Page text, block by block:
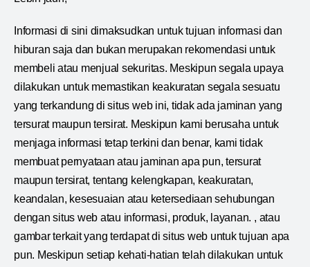
Informasi di sini dimaksudkan untuk tujuan informasi dan
hiburan saja dan bukan merupakan rekomendasi untuk
membeli atau menjual sekuritas. Meskipun segala upaya
dilakukan untuk memastikan keakuratan segala sesuatu
yang terkandung di situs web ini, tidak ada jaminan yang
tersurat maupun tersirat. Meskipun kami berusaha untuk
menjaga informasi tetap terkini dan benar, kami tidak
membuat pernyataan atau jaminan apa pun, tersurat
maupun tersirat, tentang kelengkapan, keakuratan,
keandalan, kesesuaian atau ketersediaan sehubungan
dengan situs web atau informasi, produk, layanan. , atau
gambar terkait yang terdapat di situs web untuk tujuan apa
pun. Meskipun setiap kehati-hatian telah dilakukan untuk